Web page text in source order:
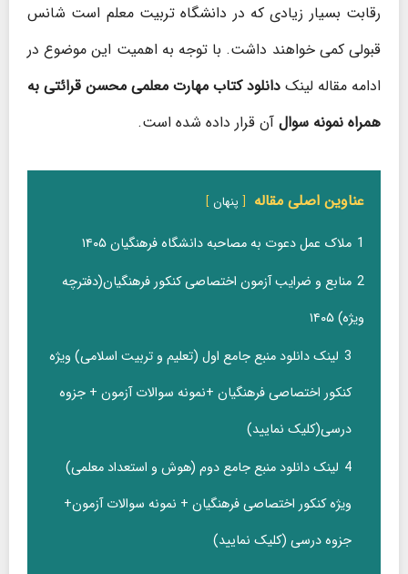
رقابت بسیار زیادی که در دانشگاه تربیت معلم است شانس
قبولی کمی خواهند داشت. با توجه به اهمیت این موضوع در
ادامه مقاله لینک دانلود کتاب مهارت معلمی محسن قرائتی به
همراه نمونه سوال آن قرار داده شده است.
عناوین اصلی مقاله پنهان
1 ملاک عمل دعوت به مصاحبه دانشگاه فرهنگیان ۱۴۰۵
2 منابع و ضرایب آزمون اختصاصی کنکور فرهنگیان(دفترچه
ویژه) ۱۴۰۵
3 لینک دانلود منبع جامع اول (تعلیم و تربیت اسلامی) ویژه
کنکور اختصاصی فرهنگیان +نمونه سوالات آزمون + جزوه
درسی(کلیک نمایید)
4 لینک دانلود منبع جامع دوم (هوش و استعداد معلمی)
ویژه کنکور اختصاصی فرهنگیان + نمونه سوالات آزمون+
جزوه درسی (کلیک نمایید)